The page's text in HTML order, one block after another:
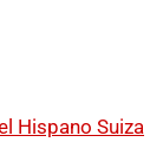
Hispano Suiza